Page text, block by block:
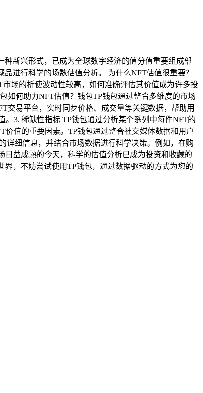
新兴形式，已成为全球数字经济的值分值重要组成部
进行科学的场数估值分析。 为什么NFT估值很重要？
场的析使波动性较高，如何准确评估其价值成为许多投
如何助力NFT估值？钱包TP钱包通过整合多维度的市场
交易平台，实时同步价格、成交量等关键数据，帮助用
3. 稀缺性指标 TP钱包通过分析某个系列中每件NFT的
值的重要因素。TP钱包通过整合社交媒体数据和用户
详细信息，并结合市场数据进行科学决策。例如，在购
益成熟的今天，科学的估值分析已成为投资和收藏的
，不妨尝试使用TP钱包，通过数据驱动的方式为您的